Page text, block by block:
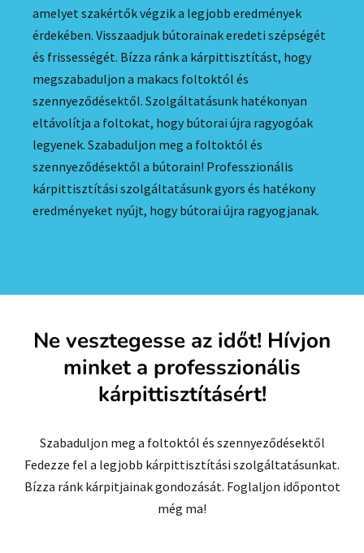
amelyet szakértők végzik a legjobb eredmények
érdekében. Visszaadjuk bútorainak eredeti szépségét
és frissességét. Bízza ránk a kárpittisztítást, hogy
megszabaduljon a makacs foltoktól és
szennyeződésektől. Szolgáltatásunk hatékonyan
eltávolítja a foltokat, hogy bútorai újra ragyogóak
legyenek. Szabaduljon meg a foltoktól és
szennyeződésektől a bútorain! Professzionális
kárpittisztítási szolgáltatásunk gyors és hatékony
eredményeket nyújt, hogy bútorai újra ragyogjanak.
Ne vesztegesse az időt! Hívjon
minket a professzionális
kárpittisztításért!
Szabaduljon meg a foltoktól és szennyeződésektől
Fedezze fel a legjobb kárpittisztítási szolgáltatásunkat.
Bízza ránk kárpitjainak gondozását. Foglaljon időpontot
még ma!